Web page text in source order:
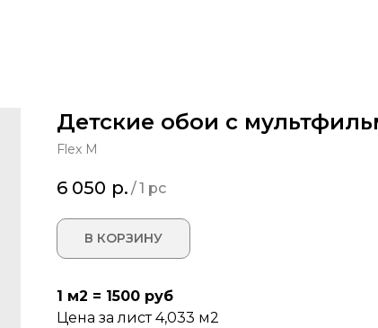
Детские обои с
Flex M
6 050 р. /1 pc
В КОРЗИНУ
1 м2 = 1500 руб
Цена за лист 4,033 м2